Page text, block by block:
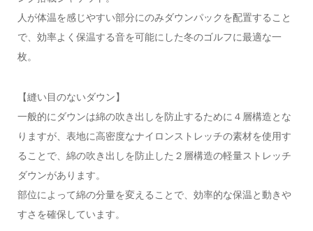
人が体温を感じやすい部分にのみダウンパックを配置すること
で、効率よく保温する音を可能にした冬のゴルフに最適な一
枚。
【縫い目のないダウン】
一般的にダウンは綿の吹き出しを防止するために４層構造とな
りますが、表地に高密度なナイロンストレッチの素材を使用す
ることで、綿の吹き出しを防止した２層構造の軽量ストレッチ
ダウンがあります。
部位によって綿の分量を変えることで、効率的な保温と動きや
すさを確保しています。